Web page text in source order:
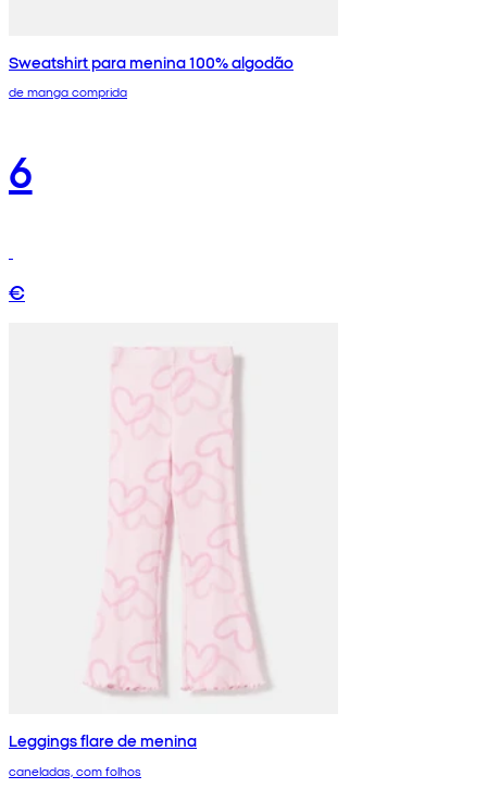
Sweatshirt para menina 100% algodão
de manga comprida
6
€
Leggings flare de menina
caneladas, com folhos